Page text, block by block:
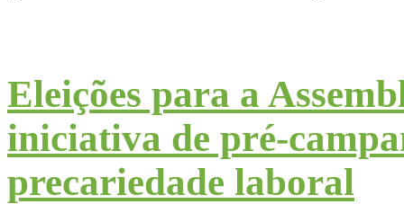
Eleições para a
iniciativa de pré-
precariedade laboral